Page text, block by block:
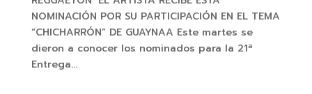
NOMINACIÓN POR SU PARTICIPACIÓN EN EL TEMA
“CHICHARRÓN” DE GUAYNAA Este martes se
dieron a conocer los nominados para la 21ª
Entrega...